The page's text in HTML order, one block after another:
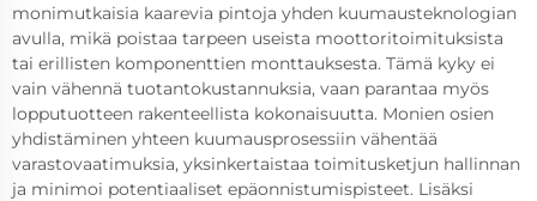
monimutkaisia kaarevia pintoja yhden kuumausteknologian
avulla, mikä poistaa tarpeen useista moottoritoimituksista
tai erillisten komponenttien monttauksesta. Tämä kyky ei
vain vähennä tuotantokustannuksia, vaan parantaa myös
lopputuotteen rakenteellista kokonaisuutta. Monien osien
yhdistäminen yhteen kuumausprosessiin vähentää
varastovaatimuksia, yksinkertaistaa toimitusketjun hallinnan
ja minimoi potentiaaliset epäonnistumispisteet. Lisäksi